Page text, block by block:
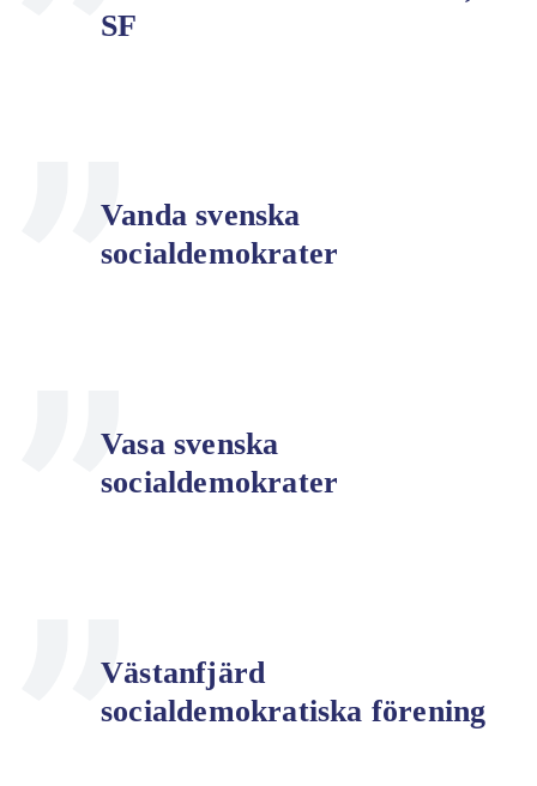
SF
Vanda svenska
socialdemokrater
Vasa svenska
socialdemokrater
Västanfjärd
socialdemokratiska förening